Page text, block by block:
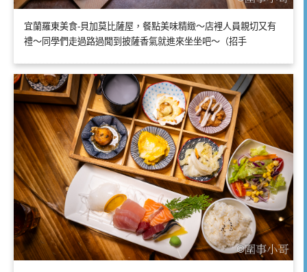
宜蘭羅東美食-貝加莫比薩屋，餐點美味精緻～店裡人員親切又有
禮～同學們走過路過聞到披薩香氣就進來坐坐吧～（招手